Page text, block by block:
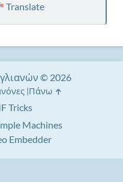
Translate
Tricks
Machines
Embedder
© 2026
Πάνω